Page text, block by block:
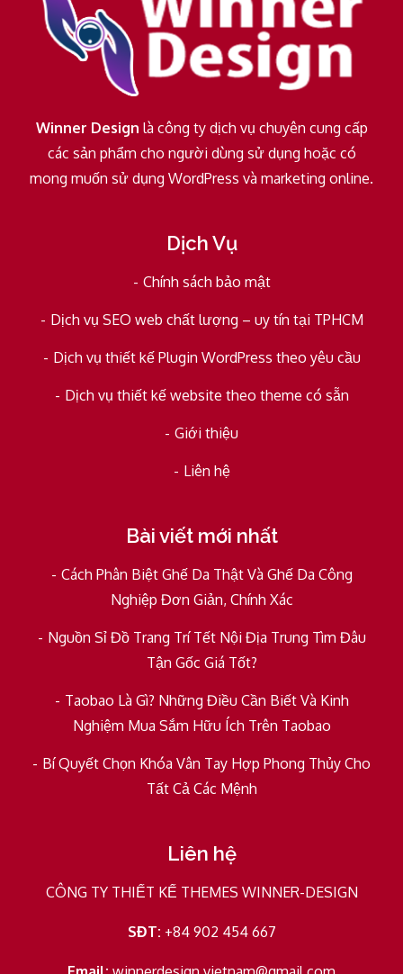
Winner Design là công ty dịch vụ chuyên cung cấp
các sản phẩm cho người dùng sử dụng hoặc có
mong muốn sử dụng WordPress và marketing online.
Dịch Vụ
Chính sách bảo mật
Dịch vụ SEO web chất lượng – uy tín tại TPHCM
Dịch vụ thiết kế Plugin WordPress theo yêu cầu
Dịch vụ thiết kế website theo theme có sẵn
Giới thiệu
Liên hệ
Bài viết mới nhất
Cách Phân Biệt Ghế Da Thật Và Ghế Da Công
Nghiệp Đơn Giản, Chính Xác
Nguồn Sỉ Đồ Trang Trí Tết Nội Địa Trung Tìm Đâu
Tận Gốc Giá Tốt?
Taobao Là Gì? Những Điều Cần Biết Và Kinh
Nghiệm Mua Sắm Hữu Ích Trên Taobao
Bí Quyết Chọn Khóa Vân Tay Hợp Phong Thủy Cho
Tất Cả Các Mệnh
Liên hệ
CÔNG TY THIẾT KẾ THEMES WINNER-DESIGN
SĐT: +84 902 454 667